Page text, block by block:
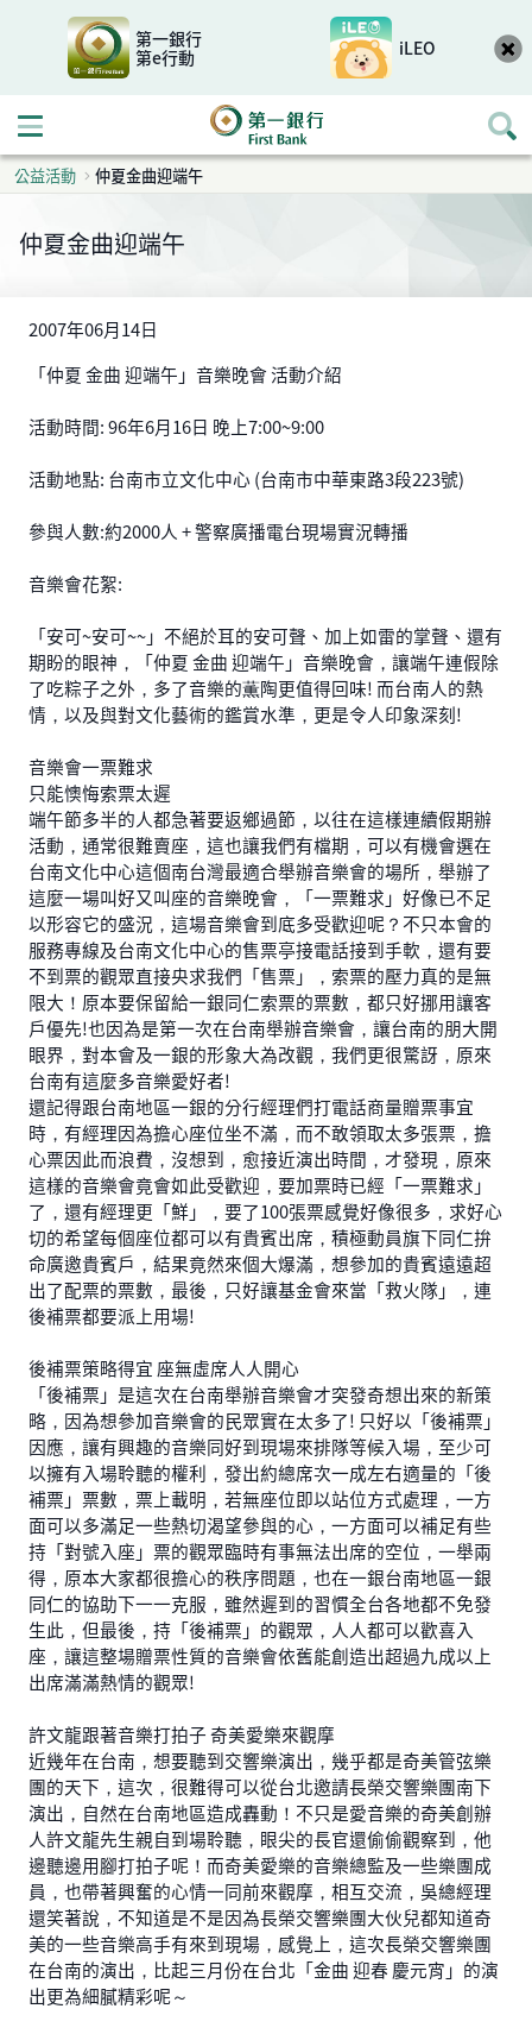
第一銀行
第e行動
iLEO
開啟行動選單
公益活動 仲夏金曲迎端午
仲夏金曲迎端午
2007年06月14日
「仲夏 金曲 迎端午」音樂晚會 活動介紹
活動時間: 96年6月16日 晚上7:00~9:00
活動地點: 台南市立文化中心 (台南市中華東路3段223號)
參與人數:約2000人 + 警察廣播電台現場實況轉播
音樂會花絮:
「安可~安可~~」不絕於耳的安可聲、加上如雷的掌聲、還有
期盼的眼神，「仲夏 金曲 迎端午」音樂晚會，讓端午連假除
了吃粽子之外，多了音樂的薫陶更值得回味! 而台南人的熱
情，以及與對文化藝術的鑑賞水準，更是令人印象深刻!
音樂會一票難求
只能懊悔索票太遲
端午節多半的人都急著要返鄉過節，以往在這樣連續假期辦
活動，通常很難賣座，這也讓我們有檔期，可以有機會選在
台南文化中心這個南台灣最適合舉辦音樂會的場所，舉辦了
這麼一場叫好又叫座的音樂晚會，「一票難求」好像已不足
以形容它的盛況，這場音樂會到底多受歡迎呢？不只本會的
服務專線及台南文化中心的售票亭接電話接到手軟，還有要
不到票的觀眾直接央求我們「售票」，索票的壓力真的是無
限大！原本要保留給一銀同仁索票的票數，都只好挪用讓客
戶優先!也因為是第一次在台南舉辦音樂會，讓台南的朋大開
眼界，對本會及一銀的形象大為改觀，我們更很驚訝，原來
台南有這麼多音樂愛好者!
還記得跟台南地區一銀的分行經理們打電話商量贈票事宜
時，有經理因為擔心座位坐不滿，而不敢領取太多張票，擔
心票因此而浪費，沒想到，愈接近演出時間，才發現，原來
這樣的音樂會竟會如此受歡迎，要加票時已經「一票難求」
了，還有經理更「鮮」，要了100張票感覺好像很多，求好心
切的希望每個座位都可以有貴賓出席，積極動員旗下同仁拚
命廣邀貴賓戶，結果竟然來個大爆滿，想參加的貴賓遠遠超
出了配票的票數，最後，只好讓基金會來當「救火隊」，連
後補票都要派上用場!
後補票策略得宜 座無虛席人人開心
「後補票」是這次在台南舉辦音樂會才突發奇想出來的新策
略，因為想參加音樂會的民眾實在太多了! 只好以「後補票」
因應，讓有興趣的音樂同好到現場來排隊等候入場，至少可
以擁有入場聆聽的權利，發出約總席次一成左右適量的「後
補票」票數，票上載明，若無座位即以站位方式處理，一方
面可以多滿足一些熱切渴望參與的心，一方面可以補足有些
持「對號入座」票的觀眾臨時有事無法出席的空位，一舉兩
得，原本大家都很擔心的秩序問題，也在一銀台南地區一銀
同仁的協助下一一克服，雖然遲到的習慣全台各地都不免發
生此，但最後，持「後補票」的觀眾，人人都可以歡喜入
座，讓這整場贈票性質的音樂會依舊能創造出超過九成以上
出席滿滿熱情的觀眾!
許文龍跟著音樂打拍子 奇美愛樂來觀摩
近幾年在台南，想要聽到交響樂演出，幾乎都是奇美管弦樂
團的天下，這次，很難得可以從台北邀請長榮交響樂團南下
演出，自然在台南地區造成轟動！不只是愛音樂的奇美創辦
人許文龍先生親自到場聆聽，眼尖的長官還偷偷觀察到，他
邊聽邊用腳打拍子呢！而奇美愛樂的音樂總監及一些樂團成
員，也帶著興奮的心情一同前來觀摩，相互交流，吳總經理
還笑著說，不知道是不是因為長榮交響樂團大伙兒都知道奇
美的一些音樂高手有來到現場，感覺上，這次長榮交響樂團
在台南的演出，比起三月份在台北「金曲 迎春 慶元宵」的演
出更為細膩精彩呢～